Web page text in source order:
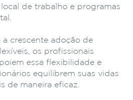
de trabalho e programas
a crescente adoção de
os profissionais
essa flexibilidade e
equilibrem suas vidas
de maneira eficaz.